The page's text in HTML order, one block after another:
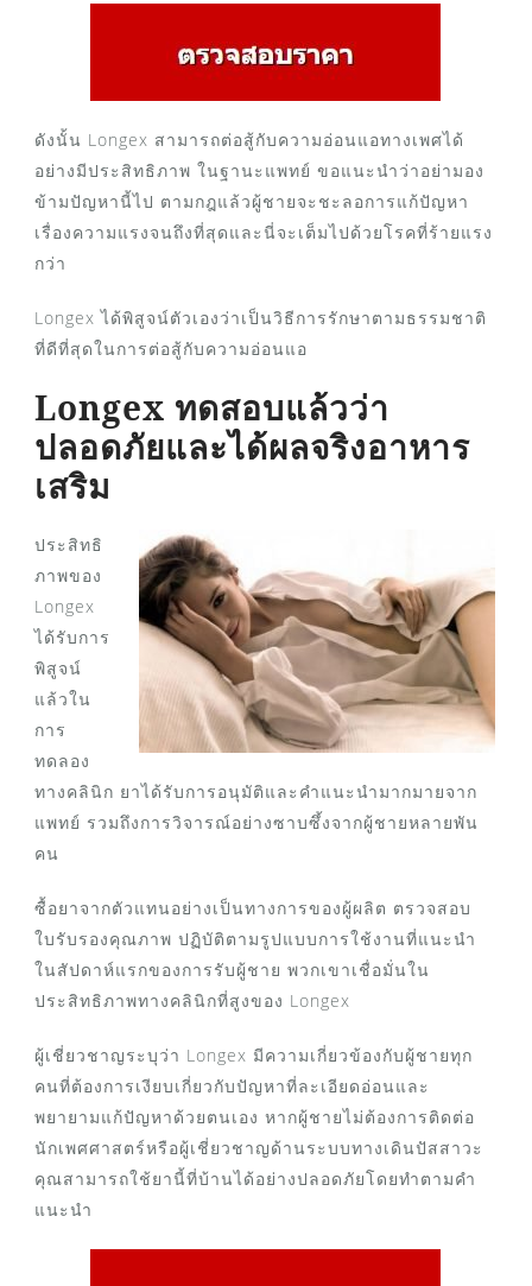
ดังนั้น Longex สามารถต่อสู้กับความอ่อนแอทางเพศได้
อย่างมีประสิทธิภาพ ในฐานะแพทย์ ขอแนะนำว่าอย่ามอง
ข้ามปัญหานี้ไป ตามกฎแล้วผู้ชายจะชะลอการแก้ปัญหา
เรื่องความแรงจนถึงที่สุดและนี่จะเต็มไปด้วยโรคที่ร้ายแรง
กว่า
Longex ได้พิสูจน์ตัวเองว่าเป็นวิธีการรักษาตามธรรมชาติ
ที่ดีที่สุดในการต่อสู้กับความอ่อนแอ
Longex ทดสอบแล้วว่า
ปลอดภัยและได้ผลจริงอาหาร
เสริม
ประสิทธิ
ภาพของ
Longex
ได้รับการ
พิสูจน์
แล้วใน
การ
ทดลอง
ทางคลินิก ยาได้รับการอนุมัติและคำแนะนำมากมายจาก
แพทย์ รวมถึงการวิจารณ์อย่างซาบซึ้งจากผู้ชายหลายพัน
คน
ซื้อยาจากตัวแทนอย่างเป็นทางการของผู้ผลิต ตรวจสอบ
ใบรับรองคุณภาพ ปฏิบัติตามรูปแบบการใช้งานที่แนะนำ
ในสัปดาห์แรกของการรับผู้ชาย พวกเขาเชื่อมั่นใน
ประสิทธิภาพทางคลินิกที่สูงของ Longex
ผู้เชี่ยวชาญระบุว่า Longex มีความเกี่ยวข้องกับผู้ชายทุก
คนที่ต้องการเงียบเกี่ยวกับปัญหาที่ละเอียดอ่อนและ
พยายามแก้ปัญหาด้วยตนเอง หากผู้ชายไม่ต้องการติดต่อ
นักเพศศาสตร์หรือผู้เชี่ยวชาญด้านระบบทางเดินปัสสาวะ
คุณสามารถใช้ยานี้ที่บ้านได้อย่างปลอดภัยโดยทำตามคำ
แนะนำ